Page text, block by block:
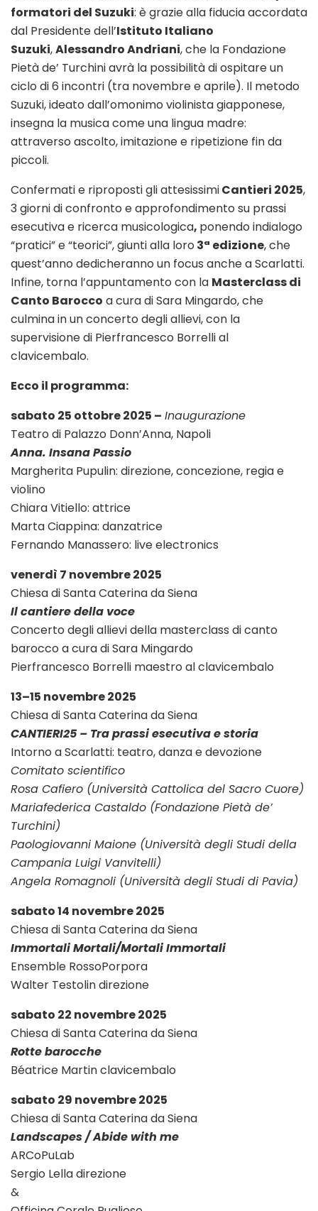
formatori del Suzuki: è grazie alla fiducia accordata
dal Presidente dell’Istituto Italiano
Suzuki,Alessandro Andriani, che la Fondazione
Pietà de’ Turchini avrà la possibilità di ospitare un
ciclo di 6 incontri (tra novembre e aprile). Il metodo
Suzuki, ideato dall’omonimo violinista giapponese,
insegna la musica come una lingua madre:
attraverso ascolto, imitazione e ripetizione fin da
piccoli.
Confermati e riproposti gli attesissimiCantieri 2025,
3 giorni di confronto e approfondimento su prassi
esecutiva e ricerca musicologica, ponendo indialogo
“pratici” e “teorici”, giunti alla loro 3ª edizione, che
quest’anno dedicheranno un focus anche a Scarlatti.
Infine, torna l’appuntamento con la Masterclass di
Canto Barocco a cura di Sara Mingardo, che
culmina in un concerto degli allievi, con la
supervisione di Pierfrancesco Borrelli al
clavicembalo.
Ecco il programma:
sabato 25 ottobre 2025 – Inaugurazione
Teatro di Palazzo Donn’Anna, Napoli
Anna. Insana Passio
Margherita Pupulin: direzione, concezione, regia e
violino
Chiara Vitiello: attrice
Marta Ciappina: danzatrice
Fernando Manassero: live electronics
venerdì 7 novembre 2025
Chiesa di Santa Caterina da Siena
Il cantiere della voce
Concerto degli allievi della masterclass di canto
barocco a cura di Sara Mingardo
Pierfrancesco Borrelli maestro al clavicembalo
13–15 novembre 2025
Chiesa di Santa Caterina da Siena
CANTIERI25 – Tra prassi esecutiva e storia
Intorno a Scarlatti: teatro, danza e devozione
Comitato scientifico
Rosa Cafiero (Università Cattolica del Sacro Cuore)
Mariafederica Castaldo (Fondazione Pietà de’
Turchini)
Paologiovanni Maione (Università degli Studi della
Campania Luigi Vanvitelli)
Angela Romagnoli (Università degli Studi di Pavia)
sabato 14 novembre 2025
Chiesa di Santa Caterina da Siena
Immortali Mortali/Mortali Immortali
Ensemble RossoPorpora
Walter Testolin direzione
sabato 22 novembre 2025
Chiesa di Santa Caterina da Siena
Rotte barocche
Béatrice Martin clavicembalo
sabato 29 novembre 2025
Chiesa di Santa Caterina da Siena
Landscapes / Abide with me
ARCoPuLab
Sergio Lella direzione
&